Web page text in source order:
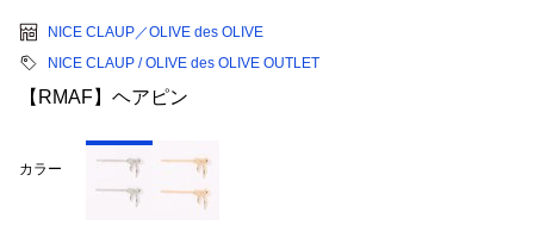
NICE CLAUP／OLIVE des OLIVE
NICE CLAUP / OLIVE des OLIVE OUTLET
【RMAF】ヘアピン
カラー